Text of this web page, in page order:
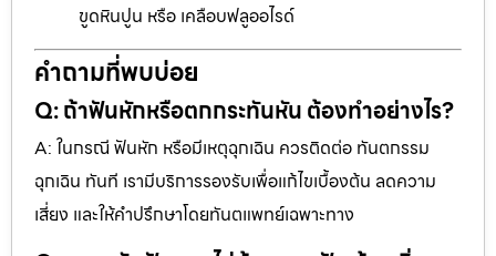
ขูดหินปูน หรือ เคลือบฟลูออไรด์
คำถามที่พบบ่อย
Q: ถ้าฟันหักหรือตกกระทันหัน ต้องทำอย่างไร?
A: ในกรณี ฟันหัก หรือมีเหตุฉุกเฉิน ควรติดต่อ ทันตกรรม
ฉุกเฉิน ทันที เรามีบริการรองรับเพื่อแก้ไขเบื้องต้น ลดความ
เสี่ยง และให้คำปรึกษาโดยทันตแพทย์เฉพาะทาง